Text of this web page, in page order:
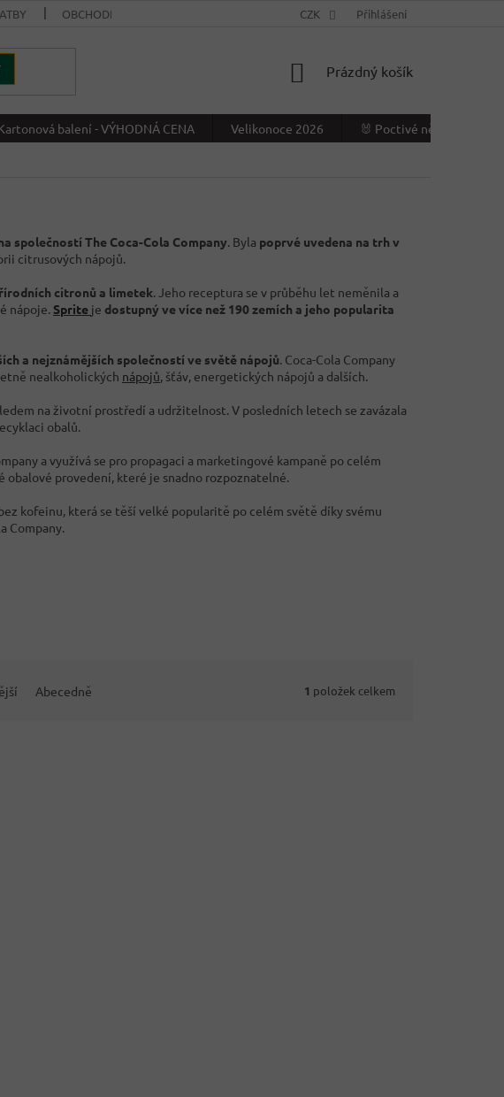
OBCHODNÍ PODMÍNKY VÝDEJNÍ MÍSTO
CZK Přihlášení
NÁKUPNÍ
Prázdný košík
balení - VÝHODNÁ CENA Velikonoce 2026
🐰 Poctivé německé
společností The Coca-Cola Company. Byla poprvé uvedena na trh v
citrusových nápojů.
citronů a limetek. Jeho receptura se v průběhu let neměnila a
nápoje. Sprite je dostupný ve více než 190 zemích a jeho popularita
a nejznámějších společností ve světě nápojů. Coca-Cola Company
nealkoholických nápojů, šťáv, energetických nápojů a dalších.
na životní prostředí a udržitelnost. V posledních letech se zavázala
obalů.
a využívá se pro propagaci a marketingové kampaně po celém
obalové provedení, které je snadno rozpoznatelné.
kofeinu, která se těší velké popularitě po celém světě díky svému
Company.
Abecedně 1 položek celkem